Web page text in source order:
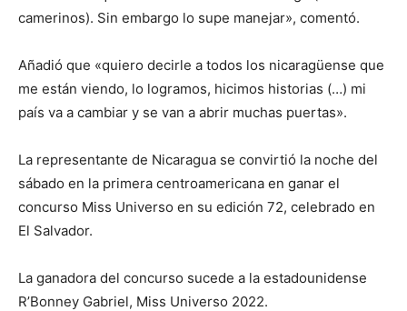
camerinos). Sin embargo lo supe manejar», comentó.
Añadió que «quiero decirle a todos los nicaragüense que
me están viendo, lo logramos, hicimos historias (…) mi
país va a cambiar y se van a abrir muchas puertas».
La representante de Nicaragua se convirtió la noche del
sábado en la primera centroamericana en ganar el
concurso Miss Universo en su edición 72, celebrado en
El Salvador.
La ganadora del concurso sucede a la estadounidense
R’Bonney Gabriel, Miss Universo 2022.